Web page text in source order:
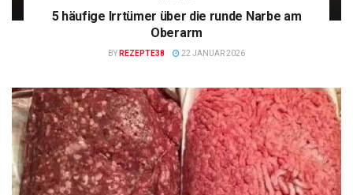
5 häufige Irrtümer über die runde Narbe am
Oberarm
BY REZEPTE38 22 JANUAR 2026